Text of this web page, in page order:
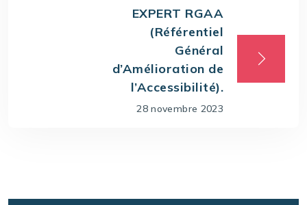
EXPERT RGAA
(Référentiel
Général
d’Amélioration de
l’Accessibilité).
28 novembre 2023